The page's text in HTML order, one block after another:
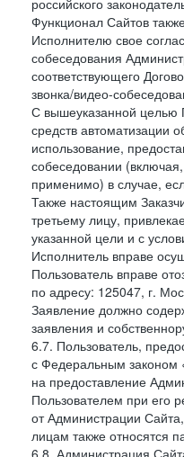
российского
Функционал Сайтов
Исполнителю свое
собеседования
соответствующего
звонка/видео-
С вышеуказанной целью
средств автоматизации
использование,
собеседовании
применимо) в случае,
Также настоящим
третьему лицу,
указанной цели и с
Исполнитель вправе
Пользователь вправе
по адресу: 125047, г.
Заявление должно
заявления и
6.7. Пользователь,
с Федеральным законом
на предоставление
Пользователем при его
от Администрации
лицам также относятся
6.8. Администрация